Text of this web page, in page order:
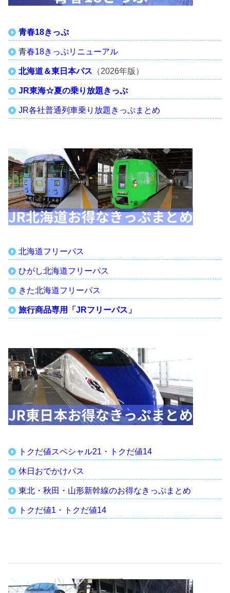
青春18きっぷ
青春18きっぷリニューアル
北海道＆東日本パス （2026年版）
JR東海☆夏の乗り放題きっぷ
JR各社普通列車乗り放題きっぷまとめ
北海道フリーパス
ひがし北海道フリーパス
きた北海道フリーパス
旅行商品専用「JRフリーパス」
トクだ値スペシャル21・トクだ値14
休日おでかけパス
東北・秋田・山形新幹線のお得なきっぷまとめ
トクだ値1・トクだ値14